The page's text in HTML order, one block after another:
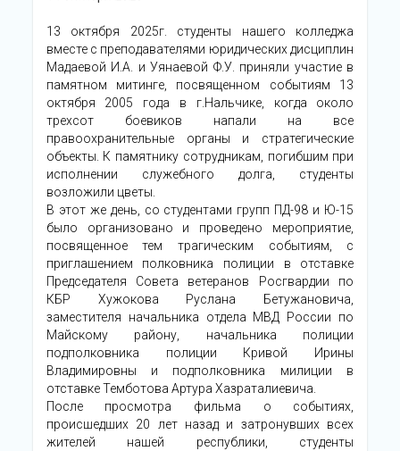
13 октября 2025г. студенты нашего колледжа
вместе с преподавателями юридических дисциплин
Мадаевой И.А. и Уянаевой Ф.У. приняли участие в
памятном митинге, посвященном событиям 13
октября 2005 года в г.Нальчике, когда около
трехсот боевиков напали на все
правоохранительные органы и стратегические
объекты. К памятнику сотрудникам, погибшим при
исполнении служебного долга, студенты
возложили цветы.
В этот же день, со студентами групп ПД-98 и Ю-15
было организовано и проведено мероприятие,
посвященное тем трагическим событиям, с
приглашением полковника полиции в отставке
Председателя Совета ветеранов Росгвардии по
КБР Хужокова Руслана Бетужановича,
заместителя начальника отдела МВД России по
Майскому району, начальника полиции
подполковника полиции Кривой Ирины
Владимировны и подполковника милиции в
отставке Темботова Артура Хазраталиевича.
После просмотра фильма о событиях,
происшедших 20 лет назад и затронувших всех
жителей нашей республики, студенты